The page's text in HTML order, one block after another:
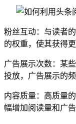
粉丝互动：与读者
的权重，使其获得更
广告展示次数：某
投放，广告展示的
内容质量：高质量
幅增加阅读量和广告